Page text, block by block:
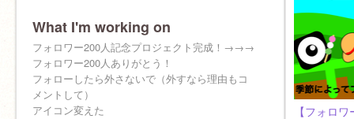
What I'm working on
フォロワー200人記念プロジェクト完成！→→→
フォロワー200人ありがとう！
フォローしたら外さないで（外すなら理由もコ
メントして）
アイコン変えた